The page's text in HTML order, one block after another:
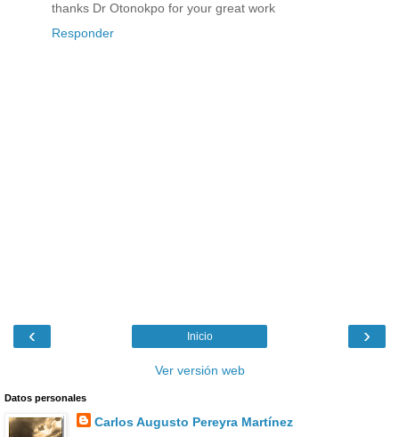
thanks Dr Otonokpo for your great work
Responder
‹ ›
Inicio
Ver versión web
Datos personales
Carlos Augusto Pereyra Martínez